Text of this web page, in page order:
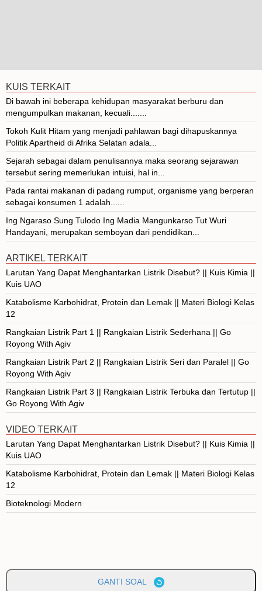
KUIS TERKAIT
Di bawah ini beberapa kehidupan masyarakat berburu dan
mengumpulkan makanan, kecuali.......
Tokoh Kulit Hitam yang menjadi pahlawan bagi dihapuskannya
Politik Apartheid di Afrika Selatan adala...
Sejarah sebagai dalam penulisannya maka seorang sejarawan
tersebut sering memerlukan intuisi, hal in...
Pada rantai makanan di padang rumput, organisme yang berperan
sebagai konsumen 1 adalah......
Ing Ngaraso Sung Tulodo Ing Madia Mangunkarso Tut Wuri
Handayani, merupakan semboyan dari pendidikan...
ARTIKEL TERKAIT
Larutan Yang Dapat Menghantarkan Listrik Disebut? || Kuis Kimia ||
Kuis UAO
Katabolisme Karbohidrat, Protein dan Lemak || Materi Biologi Kelas
12
Rangkaian Listrik Part 1 || Rangkaian Listrik Sederhana || Go
Royong With Agiv
Rangkaian Listrik Part 2 || Rangkaian Listrik Seri dan Paralel || Go
Royong With Agiv
Rangkaian Listrik Part 3 || Rangkaian Listrik Terbuka dan Tertutup ||
Go Royong With Agiv
VIDEO TERKAIT
Larutan Yang Dapat Menghantarkan Listrik Disebut? || Kuis Kimia ||
Kuis UAO
Katabolisme Karbohidrat, Protein dan Lemak || Materi Biologi Kelas
12
Bioteknologi Modern
GANTI SOAL